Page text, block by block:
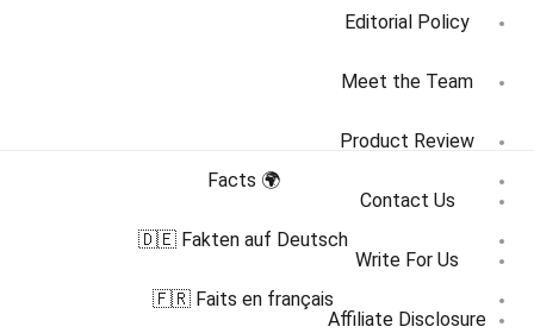
Editorial Policy
Meet the Team
Product Review
Contact Us
Write For Us
Affiliate Disclosure
🌍 Facts
🇩🇪 Fakten auf Deutsch
🇫🇷 Faits en français